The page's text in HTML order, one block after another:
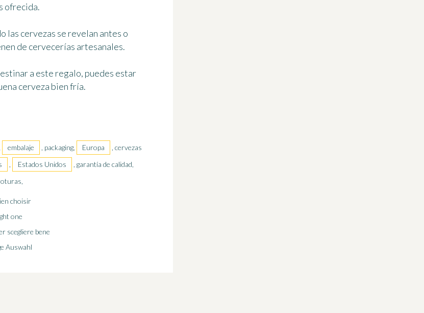
ofrecida.
las cervezas se revelan antes o
de cervecerías artesanales.
a este regalo, puedes estar
cerveza bien fría.
embalaje , packaging, Europa
, cervezas
, Estados Unidos
, garantía de calidad,
choisir
one
scegliere bene
Auswahl